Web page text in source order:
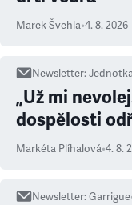
Marek Švehla•4. 8. 2026
Newsletter:
„Už mi
dospělosti
Markéta Plíhalová•4. 8.
Newsletter:Garrigue